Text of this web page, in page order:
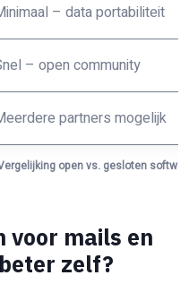
open vs. gesloten
– data portabiliteit
– open community
partners mogelijk
voor mails en
zelf?